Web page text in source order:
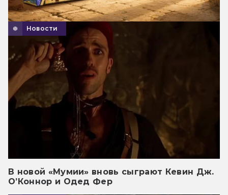
Новости
В новой «Мумии» вновь сыграют Кевин Дж.
О’Коннор и Одед Фер